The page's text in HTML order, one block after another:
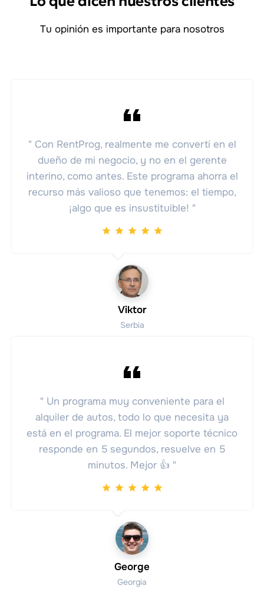
Tu opinión es importante para nosotros
" Con RentProg, realmente me convertí en el
dueño de mi negocio, y no en el gerente
interino, como antes. Este programa ahorra el
recurso más valioso que tenemos: el tiempo,
¡algo que es insustituible! "
Viktor
Serbia
" Un programa muy conveniente para el
alquiler de autos, todo lo que necesita ya
está en el programa. El mejor soporte técnico
responde en 5 segundos, resuelve en 5
minutos. Mejor 👍 "
George
Georgia